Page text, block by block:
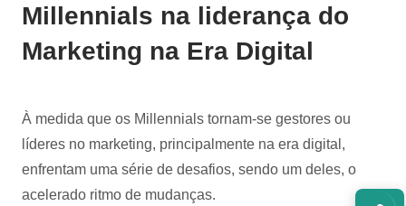
Millennials na liderança do
Marketing na Era Digital
À medida que os Millennials tornam-se gestores ou
líderes no marketing, principalmente na era digital,
enfrentam uma série de desafios, sendo um deles, o
acelerado ritmo de mudanças.